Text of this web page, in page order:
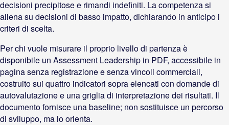
decisioni precipitose e rimandi indefiniti. La competenza si
allena su decisioni di basso impatto, dichiarando in anticipo i
criteri di scelta.
Per chi vuole misurare il proprio livello di partenza è
disponibile un Assessment Leadership in PDF, accessibile in
pagina senza registrazione e senza vincoli commerciali,
costruito sui quattro indicatori sopra elencati con domande di
autovalutazione e una griglia di interpretazione dei risultati. Il
documento fornisce una baseline; non sostituisce un percorso
di sviluppo, ma lo orienta.